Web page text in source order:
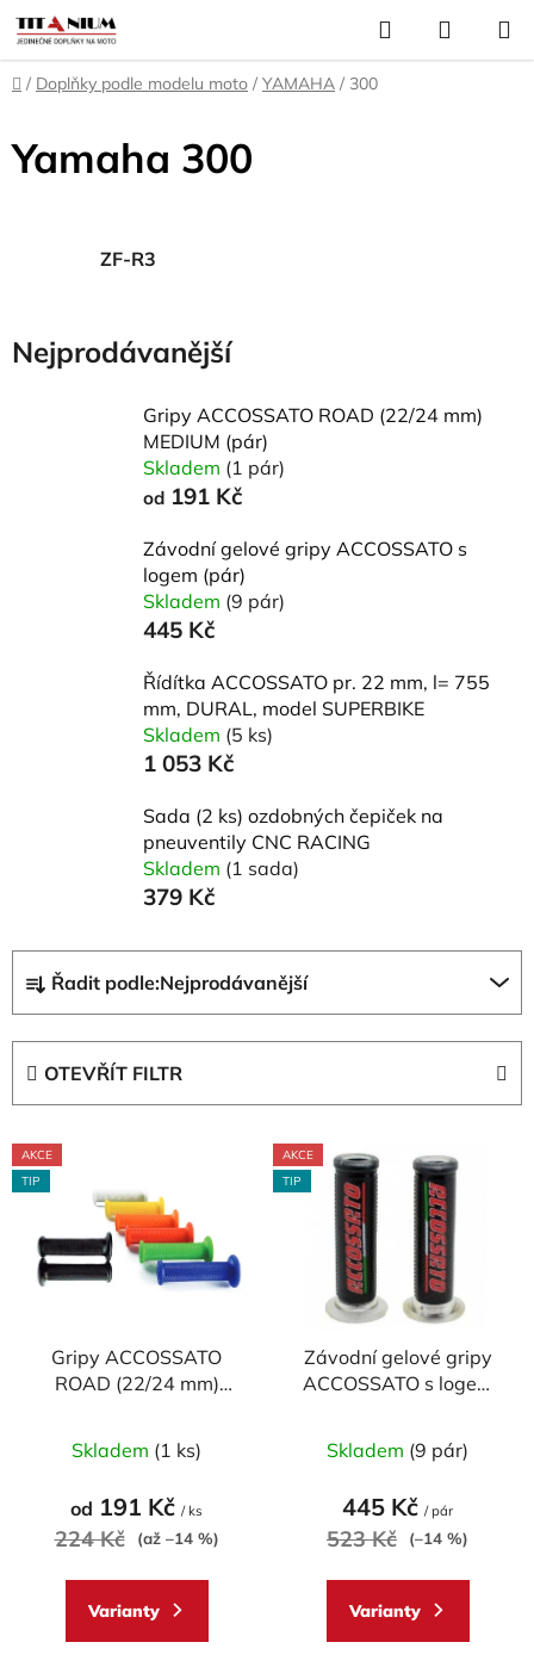
Přejít
na
obsah
Hledat
KOŠÍK
Domů
/ Doplňky podle modelu moto / YAMAHA / 300
Yamaha 300
ZF-R3
Nejprodávanější
Gripy ACCOSSATO ROAD (22/24 mm)
MEDIUM (pár)
Skladem (1 pár)
od 191 Kč
Závodní gelové gripy ACCOSSATO s
logem (pár)
Skladem (9 pár)
445 Kč
Řídítka ACCOSSATO pr. 22 mm, l= 755
mm, DURAL, model SUPERBIKE
Skladem (5 ks)
1 053 Kč
Sada (2 ks) ozdobných čepiček na
pneuventily CNC RACING
Skladem (1 sada)
379 Kč
a
z
p
r
Řadit podle:Nejprodávanější
OTEVŘÍT FILTR
V
ý
AKCE
TIP
Gripy ACCOSSATO
ROAD (22/24 mm)
hodnocení
produktu
5
Skladem (1 ks)
od 191 Kč / ks
224 Kč (až –14 %)
Varianty
AKCE
TIP
Závodní gelové gripy
ACCOSSATO s logem
hodnocení
produktu
5
Skladem (9 pár)
445 Kč / pár
523 Kč (–14 %)
Varianty